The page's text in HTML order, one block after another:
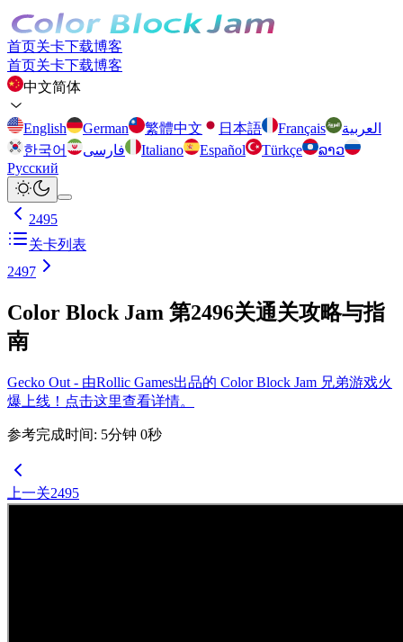
首页关卡下载博客
首页关卡下载博客
中文简体
English German 繁體中文 日本語 Français
العربية
한국어
فارسی Italiano Español Türkçe
ລາວ
Русский
2495
关卡列表
2497
Color Block Jam 第2496关通关攻略与指
南
Gecko Out - 由Rollic Games出品的 Color Block Jam 兄弟游戏火
爆上线！点击这里查看详情。
参考完成时间: 5分钟 0秒
上一关2495